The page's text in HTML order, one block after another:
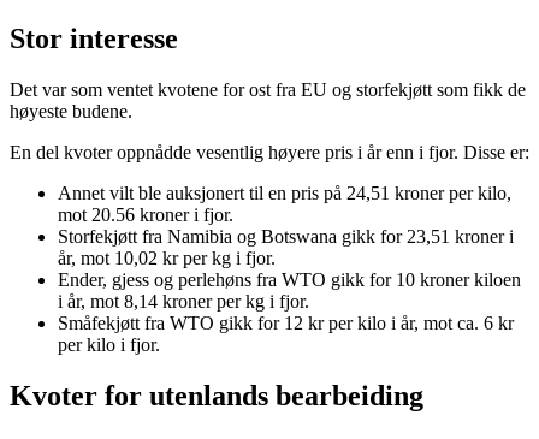
Stor interesse
Det var som ventet kvotene for ost fra EU og storfekjøtt som fikk de
høyeste budene.
En del kvoter oppnådde vesentlig høyere pris i år enn i fjor. Disse er:
Annet vilt ble auksjonert til en pris på 24,51 kroner per kilo,
mot 20.56 kroner i fjor.
Storfekjøtt fra Namibia og Botswana gikk for 23,51 kroner i
år, mot 10,02 kr per kg i fjor.
Ender, gjess og perlehøns fra WTO gikk for 10 kroner kiloen
i år, mot 8,14 kroner per kg i fjor.
Småfekjøtt fra WTO gikk for 12 kr per kilo i år, mot ca. 6 kr
per kilo i fjor.
Kvoter for utenlands bearbeiding